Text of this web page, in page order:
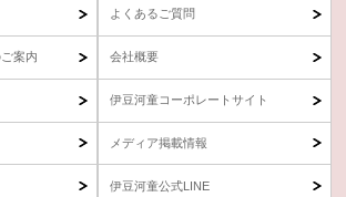
よくあるご質問
案内 会社概要
伊豆河童コーポレートサイト
メディア掲載情報
伊豆河童公式LINE